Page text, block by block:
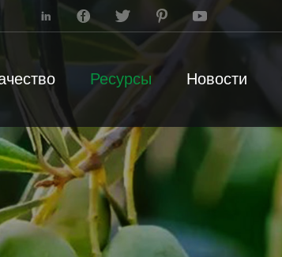
    
Ресурсы Новости